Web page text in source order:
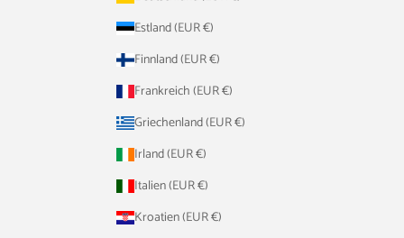
Estland (EUR €)
Finnland (EUR €)
Frankreich (EUR €)
Griechenland (EUR €)
Irland (EUR €)
Italien (EUR €)
Kroatien (EUR €)